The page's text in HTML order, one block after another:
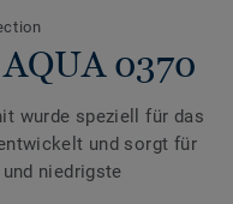
0370
wurde speziell für das
und sorgt für
niedrigste